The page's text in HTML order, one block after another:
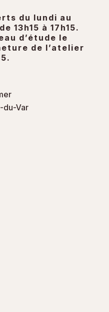
du lundi au
13h15 à 17h15.
d’étude le
de l’atelier
du-Var